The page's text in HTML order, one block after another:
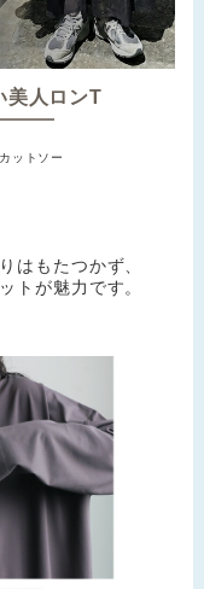
美人ロンT
ットソー
はもたつかず、
トが魅力です。